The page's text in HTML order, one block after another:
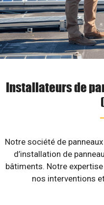
Installateurs de
Notre société de
d’installation de
bâtiments. Notre
nos interventions